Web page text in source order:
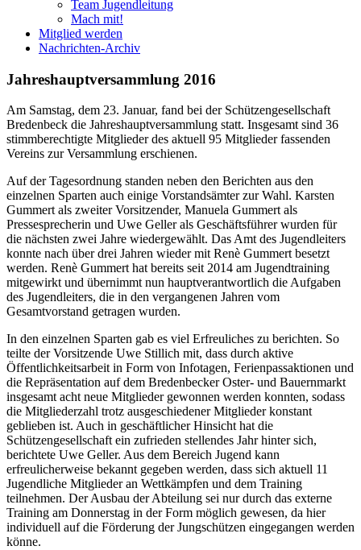
Team Jugendleitung
Mach mit!
Mitglied werden
Nachrichten-Archiv
Jahreshauptversammlung 2016
Am Samstag, dem 23. Januar, fand bei der Schützengesellschaft
Bredenbeck die Jahreshauptversammlung statt. Insgesamt sind 36
stimmberechtigte Mitglieder des aktuell 95 Mitglieder fassenden
Vereins zur Versammlung erschienen.
Auf der Tagesordnung standen neben den Berichten aus den
einzelnen Sparten auch einige Vorstandsämter zur Wahl. Karsten
Gummert als zweiter Vorsitzender, Manuela Gummert als
Pressesprecherin und Uwe Geller als Geschäftsführer wurden für
die nächsten zwei Jahre wiedergewählt. Das Amt des Jugendleiters
konnte nach über drei Jahren wieder mit Renè Gummert besetzt
werden. Renè Gummert hat bereits seit 2014 am Jugendtraining
mitgewirkt und übernimmt nun hauptverantwortlich die Aufgaben
des Jugendleiters, die in den vergangenen Jahren vom
Gesamtvorstand getragen wurden.
In den einzelnen Sparten gab es viel Erfreuliches zu berichten. So
teilte der Vorsitzende Uwe Stillich mit, dass durch aktive
Öffentlichkeitsarbeit in Form von Infotagen, Ferienpassaktionen und
die Repräsentation auf dem Bredenbecker Oster- und Bauernmarkt
insgesamt acht neue Mitglieder gewonnen werden konnten, sodass
die Mitgliederzahl trotz ausgeschiedener Mitglieder konstant
geblieben ist. Auch in geschäftlicher Hinsicht hat die
Schützengesellschaft ein zufrieden stellendes Jahr hinter sich,
berichtete Uwe Geller. Aus dem Bereich Jugend kann
erfreulicherweise bekannt gegeben werden, dass sich aktuell 11
Jugendliche Mitglieder an Wettkämpfen und dem Training
teilnehmen. Der Ausbau der Abteilung sei nur durch das externe
Training am Donnerstag in der Form möglich gewesen, da hier
individuell auf die Förderung der Jungschützen eingegangen werden
könne.